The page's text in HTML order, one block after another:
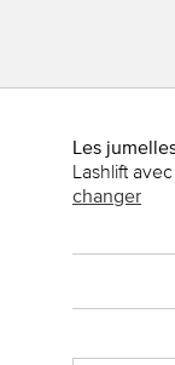
Les
Lashlift
changer